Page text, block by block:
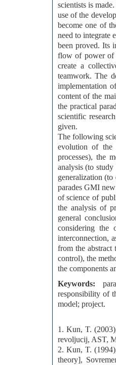
scientists is
use of the
become one of
need to integrate
been proved. Its
flow of power of
create a
teamwork. The
implementation
content of the
the practical
scientific
given.
The following
evolution of the
processes), the
analysis (to
generalization
parades GMI
of science of
the analysis of
general
considering
interconnection,
from the abstract
control), the
the components
Keywords:
responsibility of
model; project.
1. Kun, T.
revoljucij, AST,
2. Kun, T.
theory],